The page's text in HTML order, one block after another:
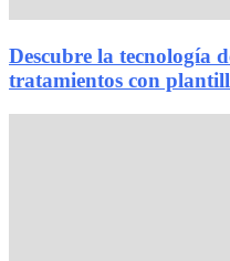
Descubre la tecnología
tratamientos con